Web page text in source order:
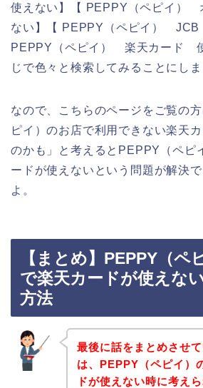
使えない】【 PEPPY（ペピイ）
ない】【 PEPPY（ペピイ）
PEPPY（ペピイ） 楽天カード
じで色々と検索してみることにしま
なので、こちらのページをご覧の
ピイ）のお店で利用できない楽天
のかも」と考えるとPEPPY（ペピ
ードが使えないという問題が解決
よ。
【まとめ】PEPPY（ペ
で楽天カードが使えな
方法
最後に話をまとめさせ
は、PEPPY（ペピイ）
ドが使えない時に考え